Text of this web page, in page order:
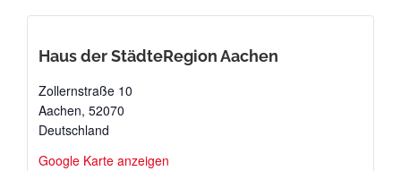
Haus der StädteRegion Aachen
Zollernstraße 10
Aachen, 52070
Deutschland
Google Karte anzeigen